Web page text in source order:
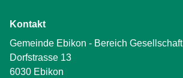
Kontakt
Gemeinde Ebikon - Bereich Gesellschaft
Dorfstrasse 13
6030 Ebikon